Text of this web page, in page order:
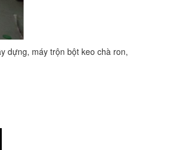
dựng, máy trộn bột keo chà ron,